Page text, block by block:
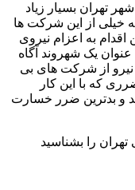
تهران بسیار زیاد
خیلی از این شرکت ها
به اعزام نیروی
یک شهروند آگاه
نیرو از شرکت های بی
که با این کار
و بدترین ضرر خسارت
را بشناسید